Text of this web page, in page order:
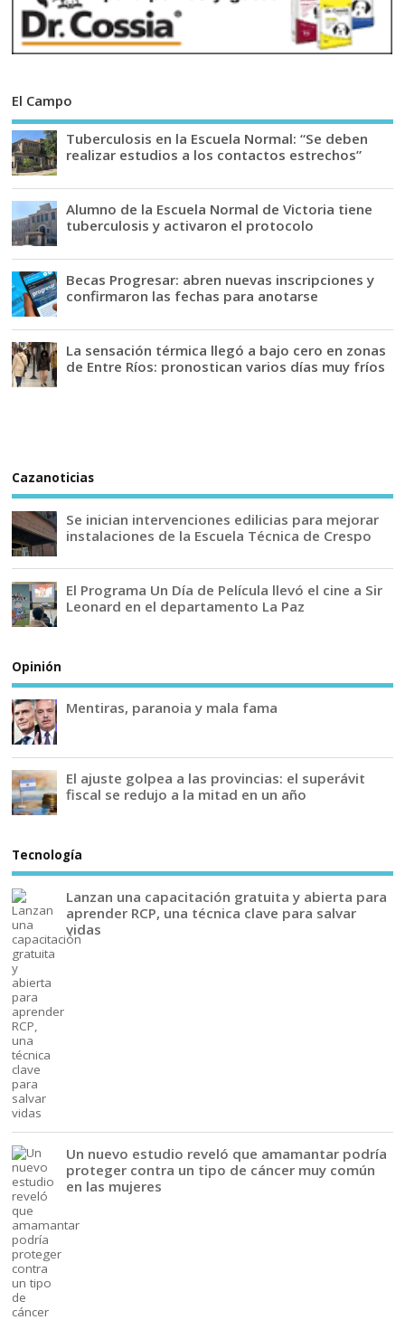
El Campo
Tuberculosis en la Escuela Normal: “Se deben
realizar estudios a los contactos estrechos”
Alumno de la Escuela Normal de Victoria tiene
tuberculosis y activaron el protocolo
Becas Progresar: abren nuevas inscripciones y
confirmaron las fechas para anotarse
La sensación térmica llegó a bajo cero en zonas
de Entre Ríos: pronostican varios días muy fríos
Cazanoticias
Se inician intervenciones edilicias para mejorar
instalaciones de la Escuela Técnica de Crespo
El Programa Un Día de Película llevó el cine a Sir
Leonard en el departamento La Paz
Opinión
Mentiras, paranoia y mala fama
El ajuste golpea a las provincias: el superávit
fiscal se redujo a la mitad en un año
Tecnología
Lanzan una capacitación gratuita y abierta para
aprender RCP, una técnica clave para salvar
vidas
Un nuevo estudio reveló que amamantar podría
proteger contra un tipo de cáncer muy común
en las mujeres